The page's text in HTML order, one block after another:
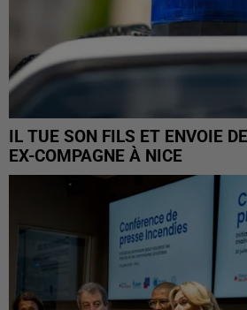
IL TUE SON FILS ET ENVOIE
EX-COMPAGNE À NICE